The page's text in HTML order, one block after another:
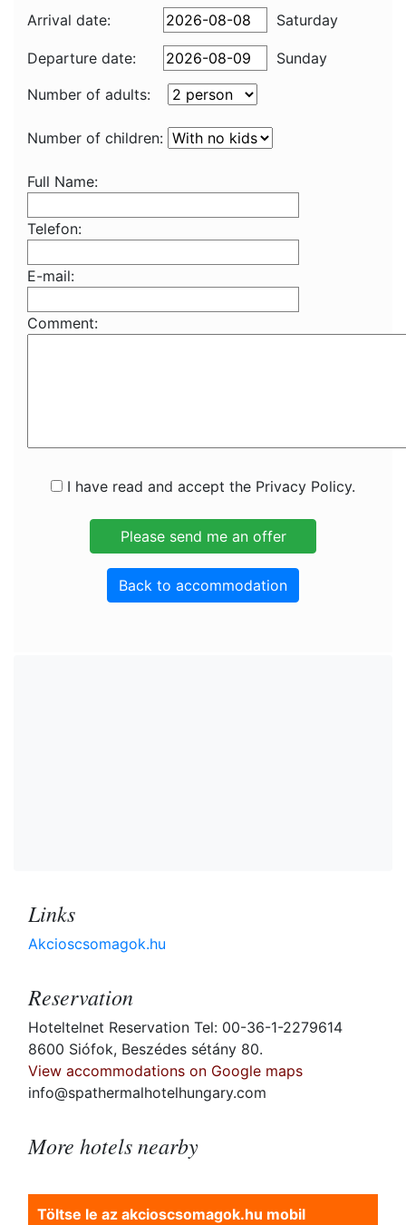
Arrival date: Saturday
Departure date:
Sunday
Number of adults:
Number of children:
Full Name:
Telefon:
E-mail:
Comment:
I have read and accept the Privacy Policy.
Back to accommodation
Links
Akcioscsomagok.hu
Reservation
Hoteltelnet Reservation Tel: 00-36-1-2279614
8600 Siófok, Beszédes sétány 80.
View accommodations on Google maps
info@spathermalhotelhungary.com
More hotels nearby
Töltse le az akcioscsomagok.hu mobil